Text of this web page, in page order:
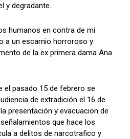
y degradante.
humanos en contra de mi
a un escarnio horroroso y
de la ex primera dama Ana
el pasado 15 de febrero se
de extradición el 16 de
presentación y evacuacion de
que hace los
a delitos de narcotrafico y